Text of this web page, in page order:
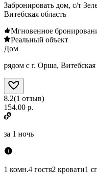
Забронировать дом, с/т
Витебская область
Мгновенное
Реальный объект
Дом
рядом с г. Орша, Витебская
8.2(1 отзыв)
154.00 р.
за 1 ночь
1 комн.4 гостя2 кровати1